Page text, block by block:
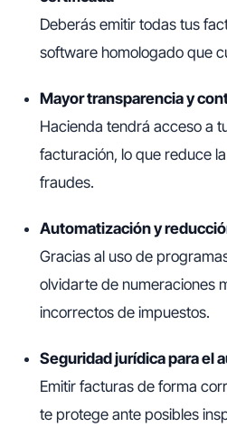
Deberás emitir todas tus
software homologado que
Mayor transparencia y
Hacienda tendrá acceso a
facturación, lo que reduce
fraudes.
Automatización y
Gracias al uso de
olvidarte de numeraciones
incorrectos de impuestos.
Seguridad jurídica para el
Emitir facturas de forma
te protege ante posibles